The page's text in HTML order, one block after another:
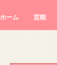
ホーム 芸能